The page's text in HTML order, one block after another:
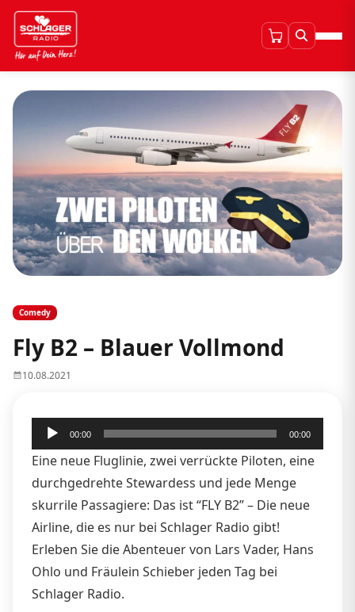
Comedy
Fly B2 – Blauer Vollmond
10.08.2021
Audio-
Player
00:00 00:00
Eine neue Fluglinie, zwei verrückte Piloten, eine
durchgedrehte Stewardess und jede Menge
skurrile Passagiere: Das ist “FLY B2” – Die neue
Airline, die es nur bei Schlager Radio gibt!
Erleben Sie die Abenteuer von Lars Vader, Hans
Ohlo und Fräulein Schieber jeden Tag bei
Schlager Radio.